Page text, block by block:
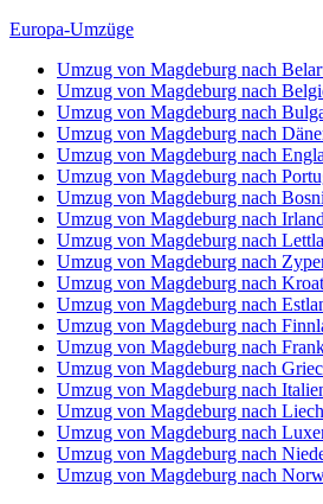
Europa-Umzüge
Umzug von Magdeburg nach
Umzug von Magdeburg nach
Umzug von Magdeburg nach
Umzug von Magdeburg nach
Umzug von Magdeburg nach
Umzug von Magdeburg nach
Umzug von Magdeburg nach
Umzug von Magdeburg nach Irland
Umzug von Magdeburg nach
Umzug von Magdeburg nach
Umzug von Magdeburg nach
Umzug von Magdeburg nach
Umzug von Magdeburg nach
Umzug von Magdeburg nach
Umzug von Magdeburg nach
Umzug von Magdeburg nach
Umzug von Magdeburg nach
Umzug von Magdeburg nach
Umzug von Magdeburg nach
Umzug von Magdeburg nach